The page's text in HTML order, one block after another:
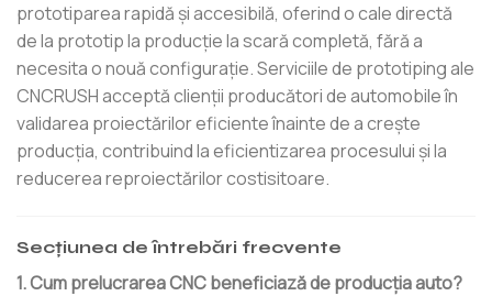
prototiparea rapidă și accesibilă, oferind o cale directă
de la prototip la producție la scară completă, fără a
necesita o nouă configurație. Serviciile de prototiping ale
CNCRUSH acceptă clienții producători de automobile în
validarea proiectărilor eficiente înainte de a crește
producția, contribuind la eficientizarea procesului și la
reducerea reproiectărilor costisitoare.
Secțiunea de întrebări frecvente
1. Cum prelucrarea CNC beneficiază de producția auto?